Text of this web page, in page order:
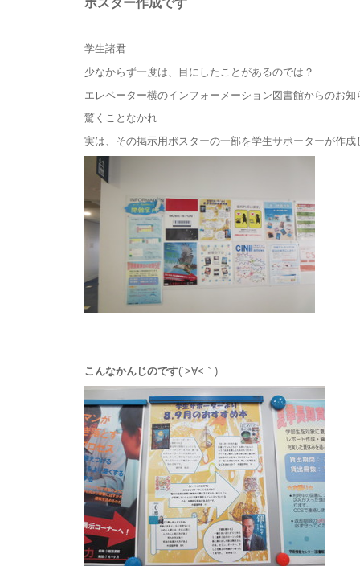
ポスター作成です
学生諸君
少なからず一度は、目にしたことがあるのでは？
エレベーター横のインフォーメーション図書館からのお知
驚くことなかれ
実は、その掲示用ポスターの一部を学生サポーターが作成
こんなかんじのです(´>∀<｀)ゞ